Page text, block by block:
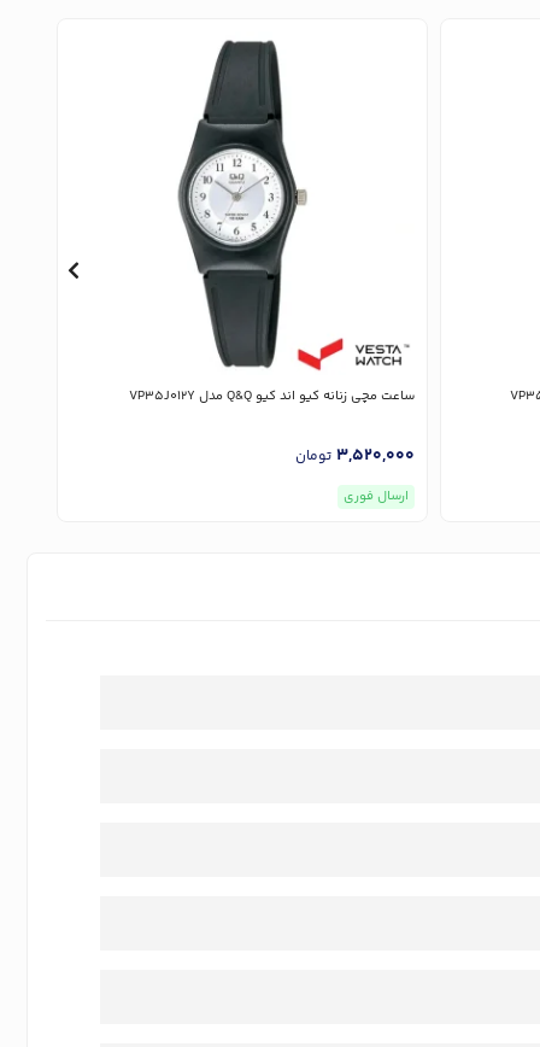
ساعت مچی زنانه کیو اند کیو Q&Q مدل VP35J012Y
3,520,000 تومان
ارسال فوری